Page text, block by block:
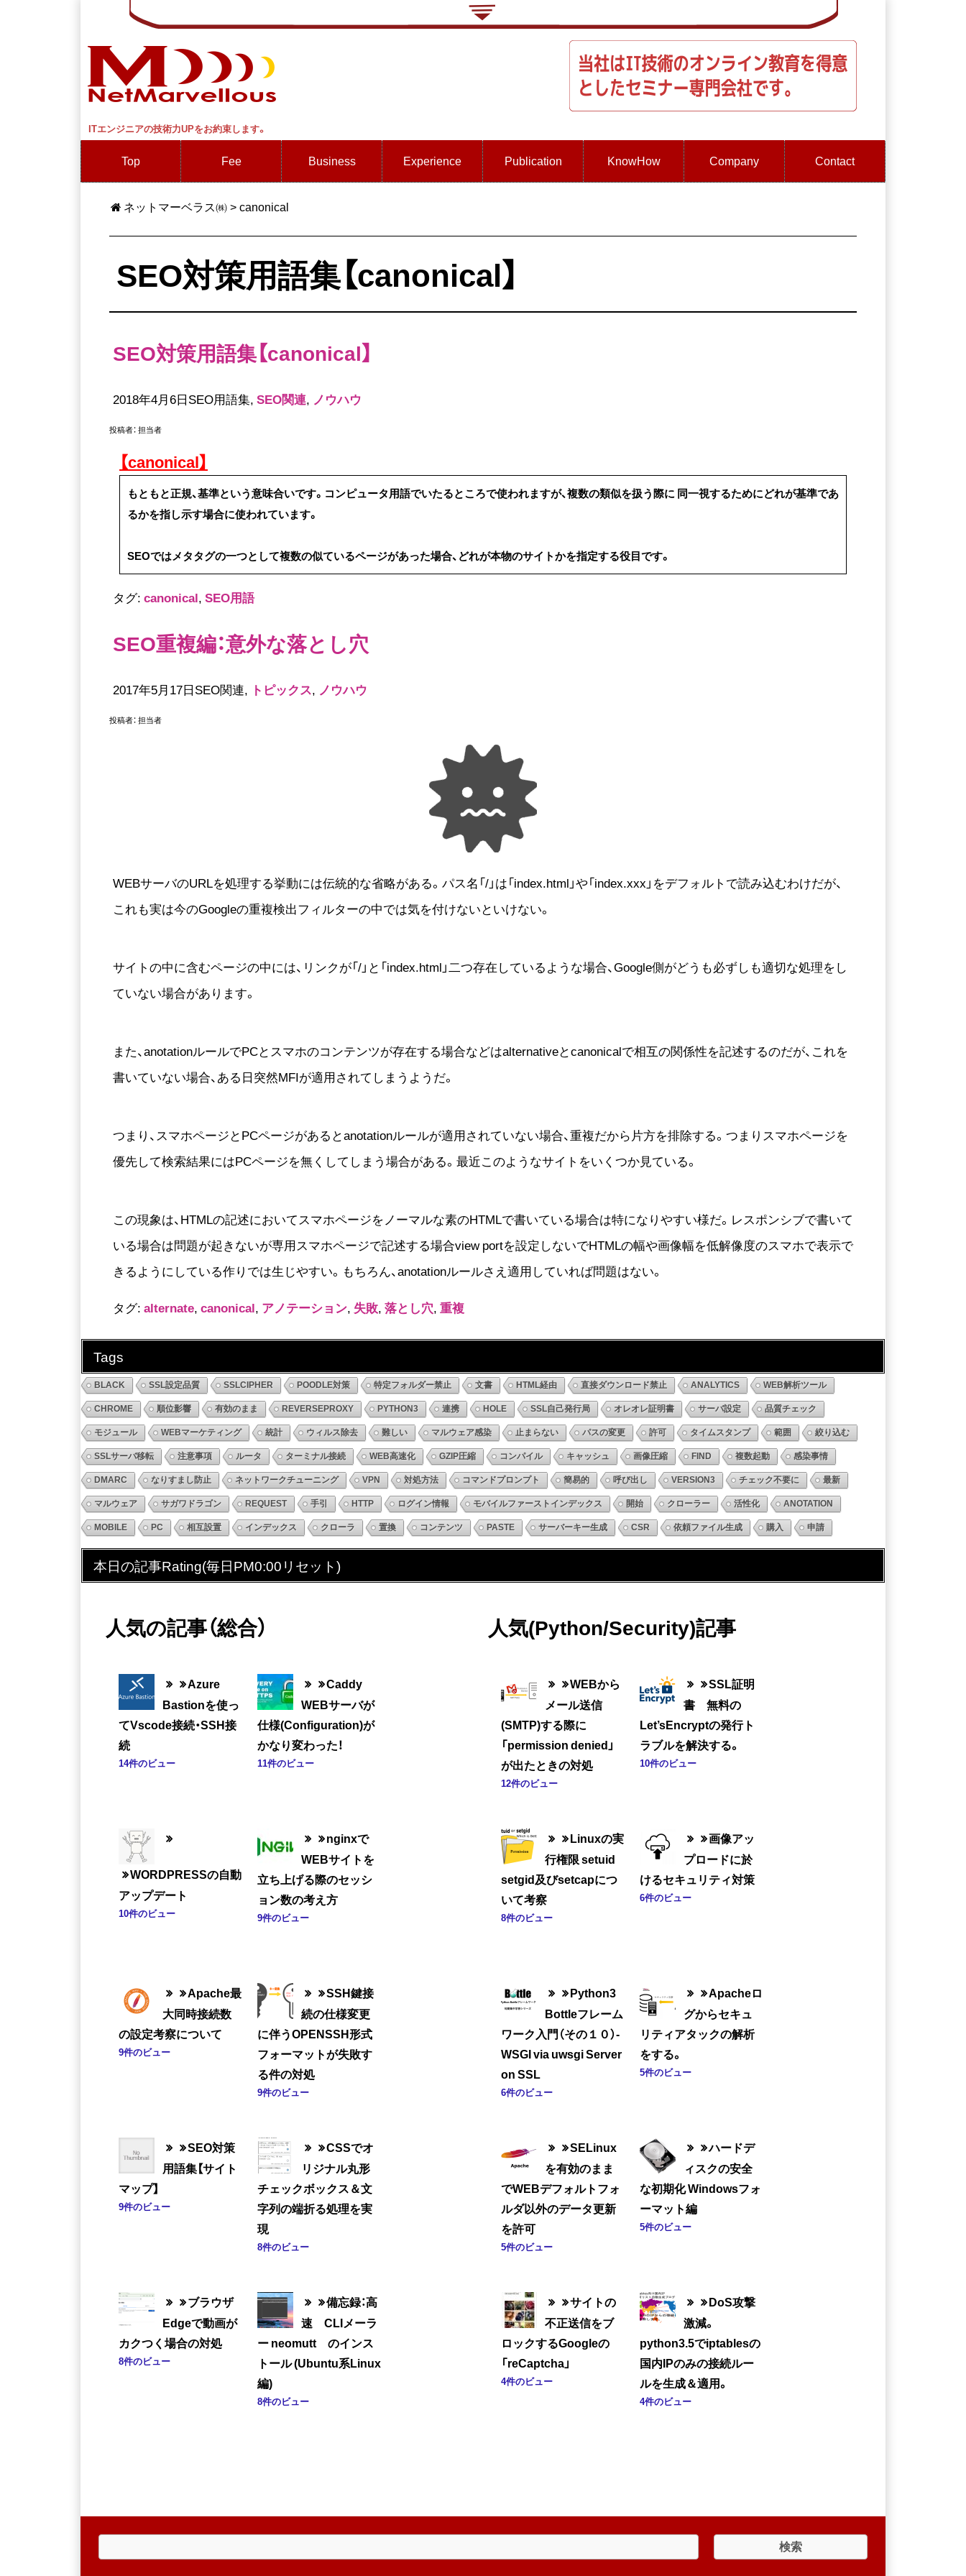
ITエンジニアの技術力UPをお約束します。
Top Fee Business Experience Publication KnowHow Company Contact
ネットマーベラス㈱>canonical
SEO対策用語集【canonical】
SEO対策用語集【canonical】
2018年4月6日SEO用語集, SEO関連, ノウハウ
投稿者：担当者
【canonical】
もともと正規、基準という意味合いです。コンピュータ用語でいたるところで使われますが、複数の類似を扱う際に 同一視するためにどれが基準であ
るかを指し示す場合に使われています。
SEOではメタタグの一つとして複数の似ているページがあった場合、どれが本物のサイトかを指定する役目です。
タグ: canonical, SEO用語
SEO重複編：意外な落とし穴
2017年5月17日SEO関連, トピックス, ノウハウ
投稿者：担当者
WEBサーバのURLを処理する挙動には伝統的な省略がある。パス名「/」は「index.html」や「index.xxx」をデフォルトで読み込むわけだが、
これも実は今のGoogleの重複検出フィルターの中では気を付けないといけない。
サイトの中に含むページの中には、リンクが「/」と「index.html」二つ存在しているような場合、Google側がどうも必ずしも適切な処理をし
ていない場合があります。
また、anotationルールでPCとスマホのコンテンツが存在する場合などはalternativeとcanonicalで相互の関係性を記述するのだが、これを
書いていない場合、ある日突然MFIが適用されてしまうようだ。
つまり、スマホページとPCページがあるとanotationルールが適用されていない場合、重複だから片方を排除する。つまりスマホページを
優先して検索結果にはPCページを無くしてしまう場合がある。最近このようなサイトをいくつか見ている。
この現象は、HTMLの記述においてスマホページをノーマルな素のHTMLで書いている場合は特になりやすい様だ。レスポンシブで書いて
いる場合は問題が起きないが専用スマホページで記述する場合view portを設定しないでHTMLの幅や画像幅を低解像度のスマホで表示で
きるようにしている作りでは生じやすい。もちろん、anotationルールさえ適用していれば問題はない。
タグ: alternate, canonical, アノテーション, 失敗, 落とし穴, 重複
Tags
BLACK SSL設定品質 SSLCIPHER POODLE対策 特定フォルダー禁止 文書 HTML経由 直接ダウンロード禁止 ANALYTICS WEB解析ツール
CHROME 順位影響 有効のまま REVERSEPROXY PYTHON3 連携 HOLE SSL自己発行局 オレオレ証明書 サーバ設定 品質チェック
モジュール WEBマーケティング 統計 ウィルス除去 難しい マルウェア感染 止まらない パスの変更 許可 タイムスタンプ 範囲 絞り込む
SSLサーバ移転 注意事項 ルータ ターミナル接続 WEB高速化 GZIP圧縮 コンパイル キャッシュ 画像圧縮 FIND 複数起動 感染事情
DMARC なりすまし防止 ネットワークチューニング VPN 対処方法 コマンドプロンプト 簡易的 呼び出し VERSION3 チェック不要に 最新
マルウェア サガワドラゴン REQUEST 手引 HTTP ログイン情報 モバイルファーストインデックス 開始 クローラー 活性化 ANOTATION
MOBILE PC 相互設置 インデックス クローラ 置換 コンテンツ PASTE サーバーキー生成 CSR 依頼ファイル生成 購入 申請
本日の記事Rating(毎日PM0:00リセット)
人気の記事（総合）
Azure
Bastionを使っ
てVscode接続・SSH接
続
14件のビュー
Caddy
WEBサーバが
仕様(Configuration)が
かなり変わった！
11件のビュー
WORDPRESSの自動
アップデート
10件のビュー
nginxで
WEBサイトを
立ち上げる際のセッシ
ョン数の考え方
9件のビュー
Apache最
大同時接続数
の設定考察について
9件のビュー
SSH鍵接
続の仕様変更
に伴うOPENSSH形式
フォーマットが失敗す
る件の対処
9件のビュー
SEO対策
用語集【サイト
マップ】
9件のビュー
CSSでオ
リジナル丸形
チェックボックス＆文
字列の端折る処理を実
現
8件のビュー
ブラウザ
Edgeで動画が
カクつく場合の対処
8件のビュー
備忘録：高
速 CLIメーラ
ー neomutt のインス
トール (Ubuntu系Linux
編)
8件のビュー
人気(Python/Security)記事
WEBから
メール送信
(SMTP)する際に
「permission denied」
が出たときの対処
12件のビュー
SSL証明
書 無料の
Let’sEncryptの発行ト
ラブルを解決する。
10件のビュー
Linuxの実
行権限 setuid
setgid及びsetcapにつ
いて考察
8件のビュー
画像アッ
プロードに於
けるセキュリティ対策
6件のビュー
Python3
Bottleフレーム
ワーク入門（その１０）-
WSGI via uwsgi Server
on SSL
6件のビュー
Apacheロ
グからセキュ
リティアタックの解析
をする。
5件のビュー
SELinux
を有効のまま
でWEBデフォルトフォ
ルダ以外のデータ更新
を許可
5件のビュー
ハードデ
ィスクの安全
な初期化 Windowsフォ
ーマット編
5件のビュー
サイトの
不正送信をブ
ロックするGoogleの
「reCaptcha」
4件のビュー
DoS攻撃
激減。
python3.5でiptablesの
国内IPのみの接続ルー
ルを生成＆適用。
4件のビュー